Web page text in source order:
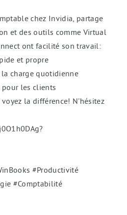
chez Invidia, partage
et des outils comme Virtual
ont facilité son travail:
et propre
quotidienne
les clients
la différence! N'hésitez
#Productivité
#Comptabilité